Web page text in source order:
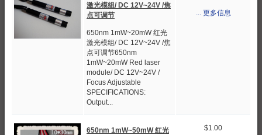
激光模组/ DC 12V~24V /焦
点可调节
650nm 1mW~20mW 红光
激光模组/ DC 12V~24V /焦
点可调节650nm
1mW~20mW Red laser
module/ DC 12V~24V /
Focus Adjustable
SPECIFICATIONS:
Output...
... 更多信息
650nm 1mW~50mW 红光
$1.00